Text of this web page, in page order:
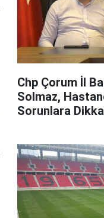
Chp Çorum İl
Solmaz,
Sorunlara